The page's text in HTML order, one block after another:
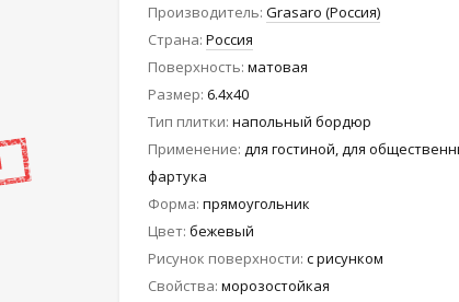
Производитель Grasaro (Россия)
Страна Россия
Поверхность матовая
Размер 6.4x40
Тип плитки напольный бордюр
Применение для гостиной, для
фартука
Форма прямоугольник
Цвет бежевый
Рисунок поверхности с рисунком
Свойства морозостойкая